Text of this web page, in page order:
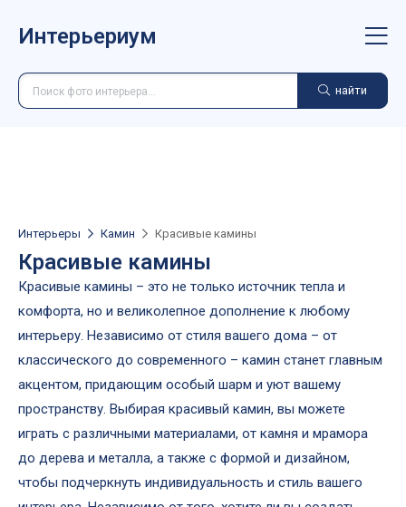
Интерьериум
найти
Интерьеры Камин Красивые камины
Красивые камины
Красивые камины – это не только источник тепла и
комфорта, но и великолепное дополнение к любому
интерьеру. Независимо от стиля вашего дома – от
классического до современного – камин станет главным
акцентом, придающим особый шарм и уют вашему
пространству. Выбирая красивый камин, вы можете
играть с различными материалами, от камня и мрамора
до дерева и металла, а также с формой и дизайном,
чтобы подчеркнуть индивидуальность и стиль вашего